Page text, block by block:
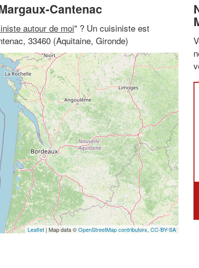
Cantenac
autour de moi" ? Un cuisiniste est
33460 (Aquitaine, Gironde)
Leaflet | Map data ©OpenStreetMap contributors, CC-BY-SA